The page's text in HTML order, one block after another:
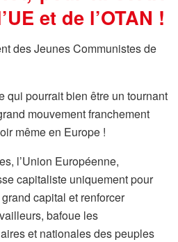
et de l’OTAN !
des Jeunes Communistes de
qui pourrait bien être un tournant
mouvement franchement
même en Europe !
l’Union Européenne,
capitaliste uniquement pour
capital et renforcer
bafoue les
et nationales des peuples